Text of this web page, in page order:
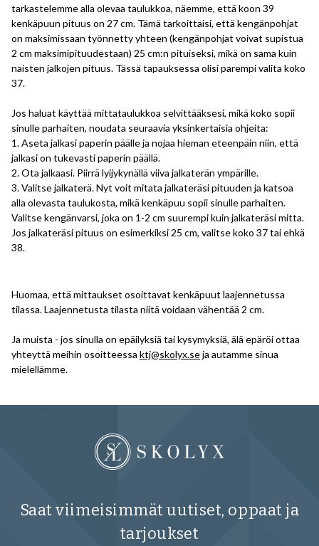
tarkastelemme alla olevaa taulukkoa, näemme, että koon 39
kenkäpuun pituus on 27 cm. Tämä tarkoittaisi, että kengänpohjat
on maksimissaan työnnetty yhteen (kengänpohjat voivat supistua
2 cm maksimipituudestaan) 25 cm:n pituiseksi, mikä on sama kuin
naisten jalkojen pituus. Tässä tapauksessa olisi parempi valita koko
37.
Jos haluat käyttää mittataulukkoa selvittääksesi, mikä koko sopii
sinulle parhaiten, noudata seuraavia yksinkertaisia ohjeita:
1. Aseta jalkasi paperin päälle ja nojaa hieman eteenpäin niin, että
jalkasi on tukevasti paperin päällä.
2. Ota jalkaasi. Piirrä lyijykynällä viiva jalkaterän ympärille.
3. Valitse jalkaterä. Nyt voit mitata jalkateräsi pituuden ja katsoa
alla olevasta taulukosta, mikä kenkäpuu sopii sinulle parhaiten.
Valitse kengänvarsi, joka on 1-2 cm suurempi kuin jalkateräsi mitta.
Jos jalkateräsi pituus on esimerkiksi 25 cm, valitse koko 37 tai ehkä
38.
Huomaa, että mittaukset osoittavat kenkäpuut laajennetussa
tilassa. Laajennetusta tilasta niitä voidaan vähentää 2 cm.
Ja muista - jos sinulla on epäilyksiä tai kysymyksiä, älä epäröi ottaa
yhteyttä meihin osoitteessa ktj@skolyx.seja autamme sinua
mielellämme.
Saat viimeisimmät uutiset, oppaat ja
tarjoukset